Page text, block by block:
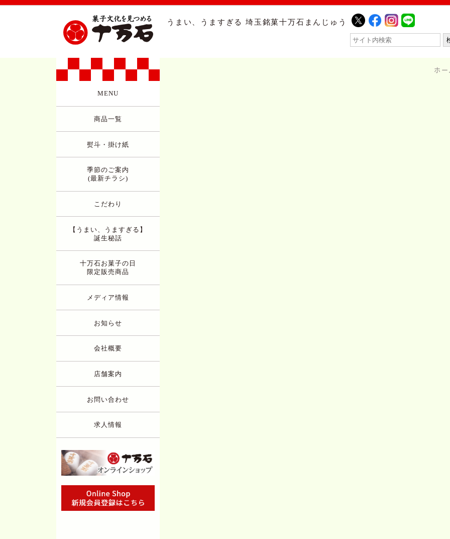
うまい、うますぎる 埼玉銘菓十万石まんじゅう
MENU
商品一覧
熨斗・掛け紙
季節のご案内
(最新チラシ)
こだわり
【うまい、うますぎる】
誕生秘話
十万石お菓子の日
限定販売商品
メディア情報
お知らせ
会社概要
店舗案内
お問い合わせ
求人情報
ホー